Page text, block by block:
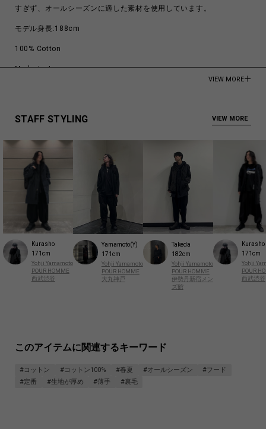
すぎず、オールシーズンに適した素材を使用しています。
モデル身長:188cm
100% Cotton
Made in Japan
VIEW MORE
STAFF STYLING VIEW MORE
Kurasho
171cm
Yohji Yamamoto
POUR HOMME
西武渋谷
Yamamoto(Y)
171cm
Yohji Yamamoto
POUR HOMME
大丸神戸
Takeda
182cm
Yohji Yamamoto
POUR HOMME
伊勢丹新宿メン
ズ館
Kurasho
171cm
Yohji
POUR
西武渋谷
このアイテムに関連するキーワード
#コットン #コットン100% #春夏 #オールシーズン
#フード
#定番
#生地が厚め #薄手 #裏毛